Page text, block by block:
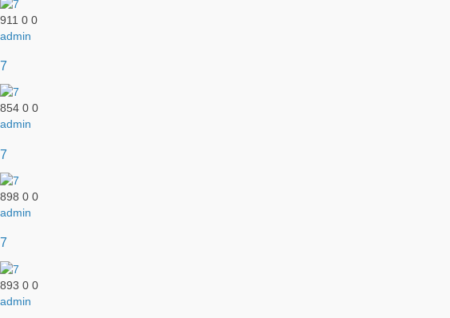
911 0 0
admin
7
854 0 0
admin
7
898 0 0
admin
7
893 0 0
admin